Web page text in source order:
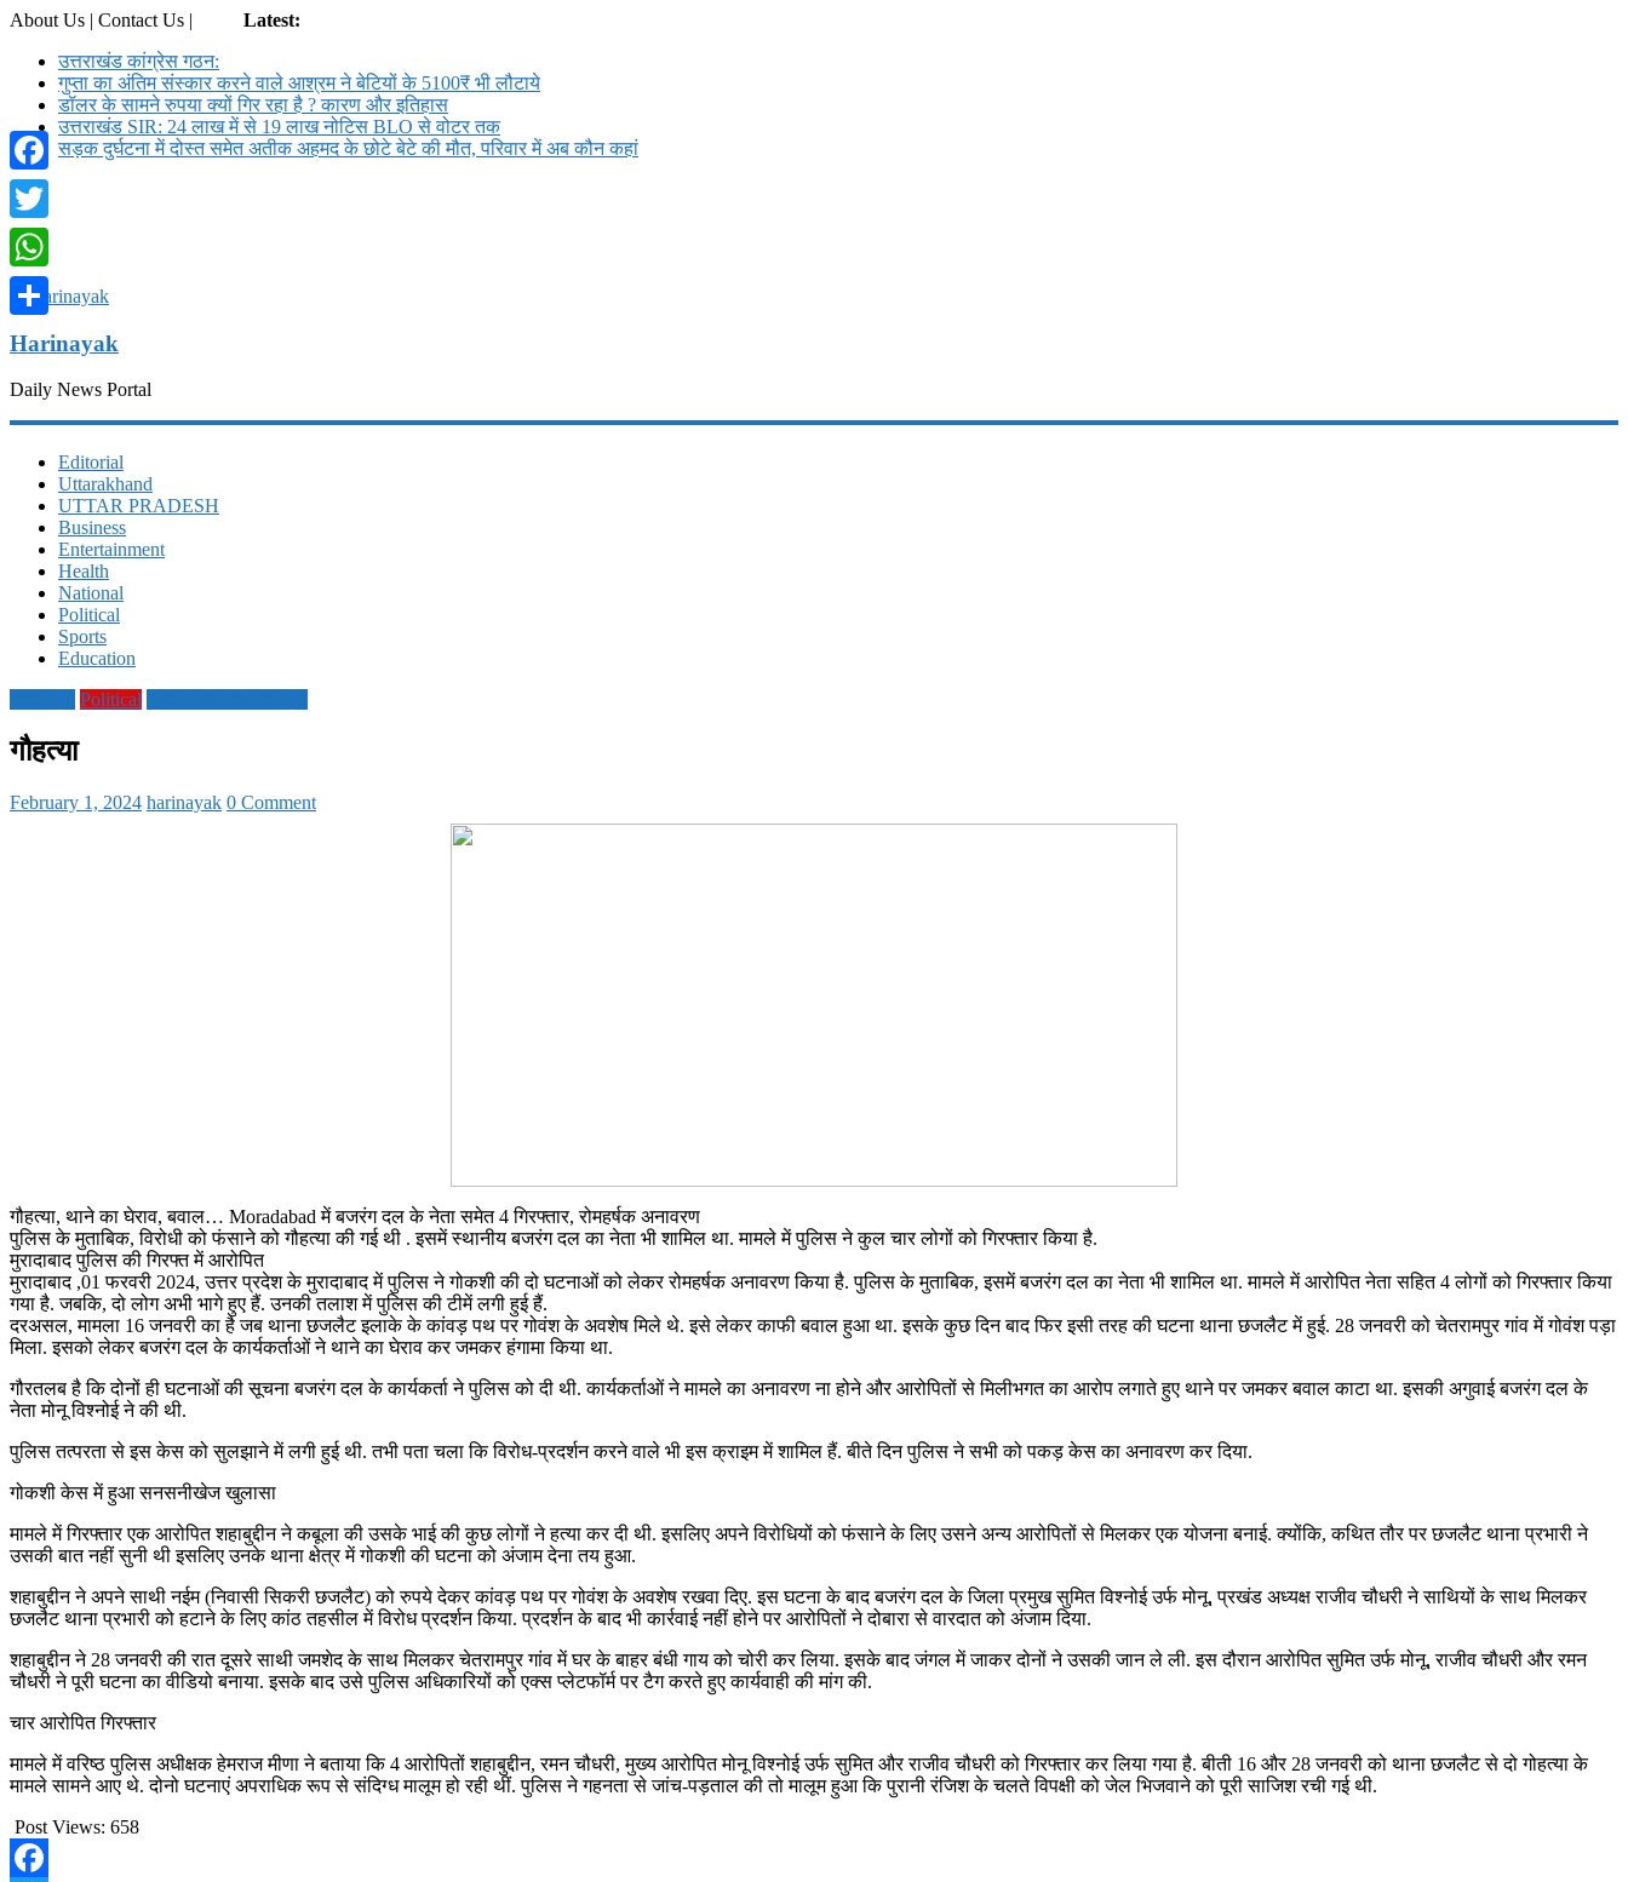
About Us | Contact Us |
Latest:
उत्तराखंड कांग्रेस गठन:
गुप्ता का अंतिम संस्कार करने वाले आश्रम ने बेटियों के 5100₹ भी लौटाये
डॉलर के सामने रुपया क्यों गिर रहा है ? कारण और इतिहास
उत्तराखंड SIR: 24 लाख में से 19 लाख नोटिस BLO से वोटर तक
सड़क दुर्घटना में दोस्त समेत अतीक अहमद के छोटे बेटे की मौत, परिवार में अब कौन कहां
Harinayak
Daily News Portal
Editorial
Uttarakhand
UTTAR PRADESH
Business
Entertainment
Health
National
Political
Sports
Education
Political
गौहत्या
February 1, 2024 harinayak 0 Comment
गौहत्या, थाने का घेराव, बवाल… Moradabad में बजरंग दल के नेता समेत 4 गिरफ्तार, रोमहर्षक अनावरण
पुलिस के मुताबिक, विरोधी को फंसाने को गौहत्या की गई थी . इसमें स्थानीय बजरंग दल का नेता भी शामिल था. मामले में पुलिस ने कुल चार लोगों को गिरफ्तार किया है.
मुरादाबाद पुलिस की गिरफ्त में आरोपित
मुरादाबाद ,01 फरवरी 2024, उत्तर प्रदेश के मुरादाबाद में पुलिस ने गोकशी की दो घटनाओं को लेकर रोमहर्षक अनावरण किया है. पुलिस के मुताबिक, इसमें बजरंग दल का नेता भी शामिल था. मामले में आरोपित नेता सहित 4 लोगों को गिरफ्तार किया
गया है. जबकि, दो लोग अभी भागे हुए हैं. उनकी तलाश में पुलिस की टीमें लगी हुई हैं.
दरअसल, मामला 16 जनवरी का है जब थाना छजलैट इलाके के कांवड़ पथ पर गोवंश के अवशेष मिले थे. इसे लेकर काफी बवाल हुआ था. इसके कुछ दिन बाद फिर इसी तरह की घटना थाना छजलैट में हुई. 28 जनवरी को चेतरामपुर गांव में गोवंश पड़ा
मिला. इसको लेकर बजरंग दल के कार्यकर्ताओं ने थाने का घेराव कर जमकर हंगामा किया था.
गौरतलब है कि दोनों ही घटनाओं की सूचना बजरंग दल के कार्यकर्ता ने पुलिस को दी थी. कार्यकर्ताओं ने मामले का अनावरण ना होने और आरोपितों से मिलीभगत का आरोप लगाते हुए थाने पर जमकर बवाल काटा था. इसकी अगुवाई बजरंग दल के
नेता मोनू विश्नोई ने की थी.
पुलिस तत्परता से इस केस को सुलझाने में लगी हुई थी. तभी पता चला कि विरोध-प्रदर्शन करने वाले भी इस क्राइम में शामिल हैं. बीते दिन पुलिस ने सभी को पकड़ केस का अनावरण कर दिया.
गोकशी केस में हुआ सनसनीखेज खुलासा
मामले में गिरफ्तार एक आरोपित शहाबुद्दीन ने कबूला की उसके भाई की कुछ लोगों ने हत्या कर दी थी. इसलिए अपने विरोधियों को फंसाने के लिए उसने अन्य आरोपितों से मिलकर एक योजना बनाई. क्योंकि, कथित तौर पर छजलैट थाना प्रभारी ने
उसकी बात नहीं सुनी थी इसलिए उनके थाना क्षेत्र में गोकशी की घटना को अंजाम देना तय हुआ.
शहाबुद्दीन ने अपने साथी नईम (निवासी सिकरी छजलैट) को रुपये देकर कांवड़ पथ पर गोवंश के अवशेष रखवा दिए. इस घटना के बाद बजरंग दल के जिला प्रमुख सुमित विश्नोई उर्फ मोनू, प्रखंड अध्यक्ष राजीव चौधरी ने साथियों के साथ मिलकर
छजलैट थाना प्रभारी को हटाने के लिए कांठ तहसील में विरोध प्रदर्शन किया. प्रदर्शन के बाद भी कार्रवाई नहीं होने पर आरोपितों ने दोबारा से वारदात को अंजाम दिया.
शहाबुद्दीन ने 28 जनवरी की रात दूसरे साथी जमशेद के साथ मिलकर चेतरामपुर गांव में घर के बाहर बंधी गाय को चोरी कर लिया. इसके बाद जंगल में जाकर दोनों ने उसकी जान ले ली. इस दौरान आरोपित सुमित उर्फ मोनू, राजीव चौधरी और रमन
चौधरी ने पूरी घटना का वीडियो बनाया. इसके बाद उसे पुलिस अधिकारियों को एक्स प्लेटफॉर्म पर टैग करते हुए कार्यवाही की मांग की.
चार आरोपित गिरफ्तार
मामले में वरिष्ठ पुलिस अधीक्षक हेमराज मीणा ने बताया कि 4 आरोपितों शहाबुद्दीन, रमन चौधरी, मुख्य आरोपित मोनू विश्नोई उर्फ सुमित और राजीव चौधरी को गिरफ्तार कर लिया गया है. बीती 16 और 28 जनवरी को थाना छजलैट से दो गोहत्या के
मामले सामने आए थे. दोनो घटनाएं अपराधिक रूप से संदिग्ध मालूम हो रही थीं. पुलिस ने गहनता से जांच-पड़ताल की तो मालूम हुआ कि पुरानी रंजिश के चलते विपक्षी को जेल भिजवाने को पूरी साजिश रची गई थी.
Post Views: 658
Facebook
Twitter
WhatsApp
Share